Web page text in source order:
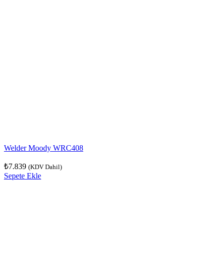
Welder Moody WRC408
₺7.839 (KDV Dahil)
Sepete Ekle